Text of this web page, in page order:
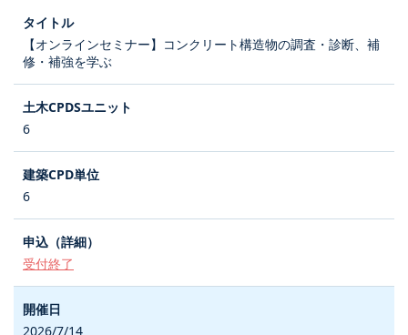
【オンラインセミナー】コンクリート構造物の調査・診断、補
修・補強を学ぶ
6
6
受付終了
2026/7/14